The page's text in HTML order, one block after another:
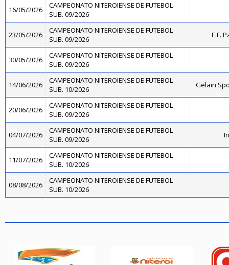
16/05/2026
CAMPEONATO NITEROIENSE DE FUTEBOL
SUB. 09/2026
23/05/2026
CAMPEONATO NITEROIENSE DE FUTEBOL
SUB. 09/2026
E.F.
30/05/2026
CAMPEONATO NITEROIENSE DE FUTEBOL
SUB. 09/2026
14/06/2026
CAMPEONATO NITEROIENSE DE FUTEBOL
SUB. 10/2026
Gelain
20/06/2026
CAMPEONATO NITEROIENSE DE FUTEBOL
SUB. 09/2026
04/07/2026
CAMPEONATO NITEROIENSE DE FUTEBOL
SUB. 09/2026
11/07/2026
CAMPEONATO NITEROIENSE DE FUTEBOL
SUB. 10/2026
08/08/2026
CAMPEONATO NITEROIENSE DE FUTEBOL
SUB. 10/2026